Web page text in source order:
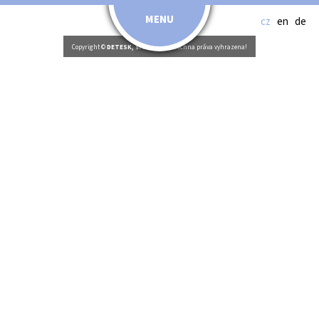
MENU cz en de
Copyright ©DETESK, s. r. o.2026. Všechna práva vyhrazena!